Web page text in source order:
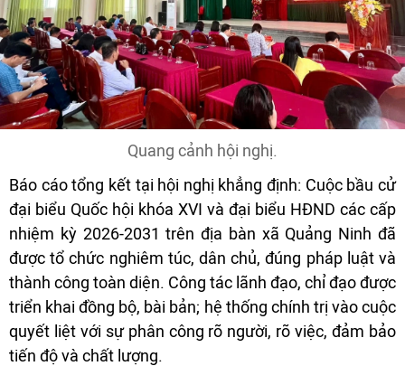
Quang cảnh hội nghị.
Báo cáo tổng kết tại hội nghị khẳng định: Cuộc bầu cử
đại biểu Quốc hội khóa XVI và đại biểu HĐND các cấp
nhiệm kỳ 2026-2031 trên địa bàn xã Quảng Ninh đã
được tổ chức nghiêm túc, dân chủ, đúng pháp luật và
thành công toàn diện. Công tác lãnh đạo, chỉ đạo được
triển khai đồng bộ, bài bản; hệ thống chính trị vào cuộc
quyết liệt với sự phân công rõ người, rõ việc, đảm bảo
tiến độ và chất lượng.